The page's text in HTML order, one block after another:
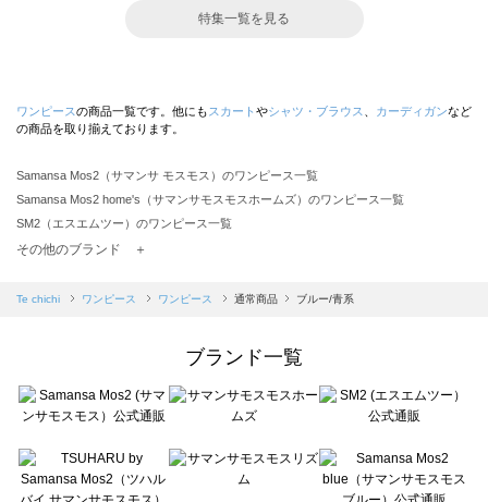
特集一覧を見る
ワンピースの商品一覧です。他にも スカート やシャツ・ブラウス カーディガンなど
の商品を取り揃えております。
Samansa Mos2（サマンサ モスモス）のワンピース一覧
Samansa Mos2 home's（サマンサモスモスホームズ）のワンピース一覧
SM2（エスエムツー）のワンピース一覧
TSUHARU by Samansa Mos2（ツハルバイサマンサモスモス）のワンピース一覧
Samansa Mos2 blue（サマンサモスモス ブルー）のワンピース一覧
sō4ū（ソウフォーユー）のワンピース一覧
Te chichi（テチチ）のワンピース一覧
Te chichi CLASSIC（テチチ クラシック）のワンピース一覧
Lugnoncure（ルノンキュール）のワンピース一覧
BETTY'S BLUE（べティーズブルー）のワンピース一覧
その他のブランド ＋
Te chichi ワンピース ワンピース 通常商品 ブルー/青系
ブランド一覧